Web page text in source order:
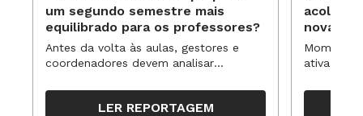
um segundo semestre mais
equilibrado para os professores?
Antes da volta às aulas, gestores e
coordenadores devem analisar
organizar ações para orientar o
trabalho pedagógico ao longo do
LER REPORTAGEM
novas
ativa
propostas